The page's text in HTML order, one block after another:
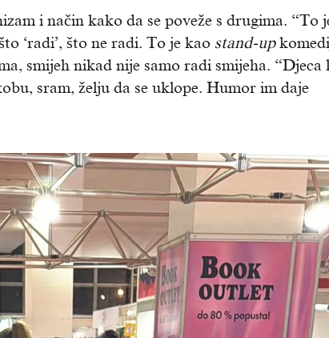
i način kako da se poveže s drugima. “To
‘radi’, što ne radi. To je kao stand-up
smijeh nikad nije samo radi smijeha. “Djeca
sram, želju da se uklope. Humor im daje